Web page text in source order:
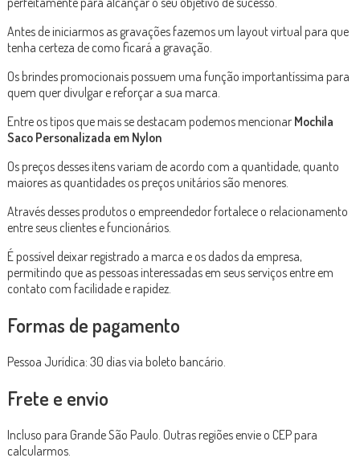
Antes de iniciarmos as gravações fazemos um layout virtual para que
tenha certeza de como ficará a gravação.
Os brindes promocionais possuem uma função importantíssima para
quem quer divulgar e reforçar a sua marca.
Entre os tipos que mais se destacam podemos mencionar Mochila
Saco Personalizada em Nylon
Os preços desses itens variam de acordo com a quantidade, quanto
maiores as quantidades os preços unitários são menores.
Através desses produtos o empreendedor fortalece o relacionamento
entre seus clientes e funcionários.
É possível deixar registrado a marca e os dados da empresa,
permitindo que as pessoas interessadas em seus serviços entre em
contato com facilidade e rapidez.
Formas de pagamento
Pessoa Jurídica: 30 dias via boleto bancário.
Frete e envio
Incluso para Grande São Paulo. Outras regiões envie o CEP para
calcularmos.